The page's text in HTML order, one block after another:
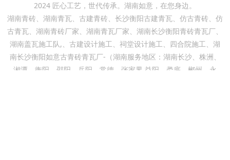
2024 匠心工艺，世代传承。湖南如意，在您身边。
湖南青砖、湖南青瓦、古建青砖、长沙衡阳古建青瓦、仿古青砖、仿
古青瓦、湖南青砖厂家、湖南青瓦厂家、湖南长沙衡阳青砖青瓦厂、
湖南盖瓦施工队,、古建设计施工、祠堂设计施工、四合院施工、湖
南长沙衡阳如意古青砖青瓦厂-（湖南服务地区：湖南长沙、株洲、
湘潭、衡阳、邵阳、岳阳、常德、张家界 益阳、娄底、郴州、永